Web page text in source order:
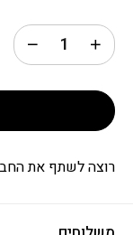
רוצה לשתף את